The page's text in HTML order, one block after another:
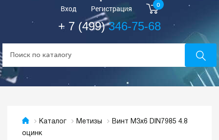
Вход Регистрация 0
+ 7 (499)346-75-68
Каталог Метизы
Винт М3х6 DIN7985 4.8
оцинк